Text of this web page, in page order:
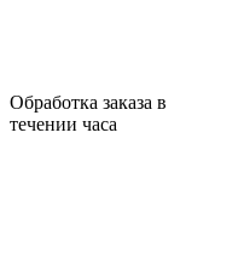
Обработка заказа в
течении часа